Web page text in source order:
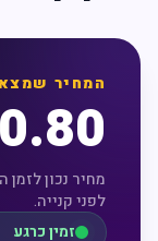
המחיר
מחיר נכון
לפני קנייה.
זמין כרגע